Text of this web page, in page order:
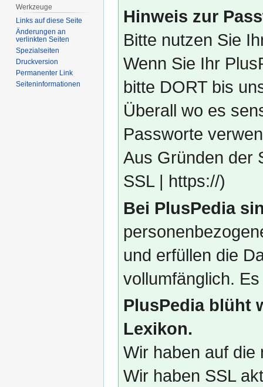
Hinweis zur
Bitte nutzen Sie
Wenn Sie Ihr
bitte DORT bis
Überall wo es
Passworte
Aus Gründen der
SSL | https://)
Bei PlusPedia
und erfüllen die
vollumfänglich.
PlusPedia blüht
Lexikon.
Wir haben auf die
Wir haben SSL
Werkzeuge
Links auf diese Seite
Änderungen an
verlinkten Seiten
Spezialseiten
Druckversion
Permanenter Link
Seiten­­informationen